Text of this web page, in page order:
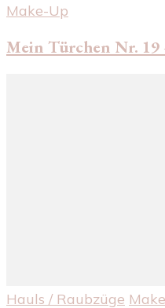
Make-Up
Mein Türchen Nr. 19
Hauls / Raubzüge